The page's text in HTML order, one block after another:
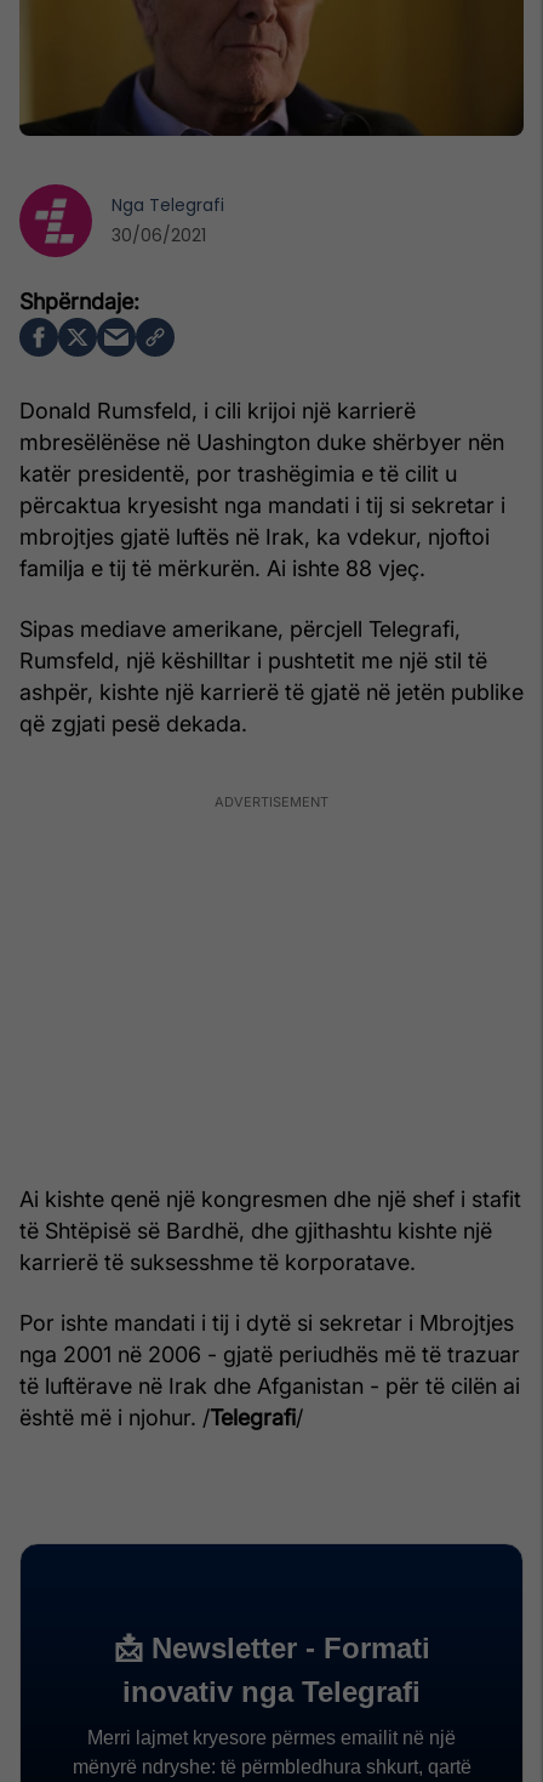
Donald Rumsfeld, i cili krijoi një karrierë
mbresëlënëse në Uashington duke shërbyer nën
katër presidentë, por trashëgimia e të cilit u
përcaktua kryesisht nga mandati i tij si sekretar i
mbrojtjes gjatë luftës në Irak, ka vdekur, njoftoi
familja e tij të mërkurën. Ai ishte 88 vjeç.
Sipas mediave amerikane, përcjell Telegrafi,
Rumsfeld, një këshilltar i pushtetit me një stil të
ashpër, kishte një karrierë të gjatë në jetën publike
që zgjati pesë dekada.
Ai kishte qenë një kongresmen dhe një shef i stafit
të Shtëpisë së Bardhë, dhe gjithashtu kishte një
karrierë të suksesshme të korporatave.
Por ishte mandati i tij i dytë si sekretar i Mbrojtjes
nga 2001 në 2006 - gjatë periudhës më të trazuar
të luftërave në Irak dhe Afganistan - për të cilën ai
është më i njohur. /Telegrafi/
Nga Telegrafi
30/06/2021